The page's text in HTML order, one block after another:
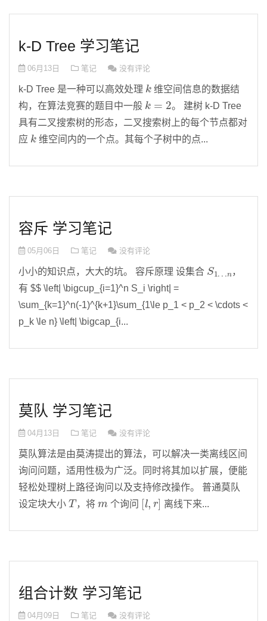
k-D Tree 学习笔记
06月13日 笔记 没有评论
k-D Tree 是一种可以高效处理
k
维空间信息的数据结
构，在算法竞赛的题目中一般
k
。 建树 k-D Tree
具有二叉搜索树的形态，二叉搜索树上的每个节点都对
应
k
维空间内的一个点。其每个子树中的点...
容斥 学习笔记
05月06日 笔记 没有评论
小小的知识点，大大的坑。 容斥原理 设集合
S
n
，
有 $$ \left| \bigcup_{i=1}^n S_i \right| =
\sum_{k=1}^n(-1)^{k+1}\sum_{1\le p_1 < p_2 < \cdots <
p_k \le n} \left| \bigcap_{i...
莫队 学习笔记
04月13日 笔记 没有评论
莫队算法是由莫涛提出的算法，可以解决一类离线区间
询问问题，适用性极为广泛。同时将其加以扩展，便能
轻松处理树上路径询问以及支持修改操作。 普通莫队
设定块大小
T
，将 个询问
[l,
离线下来...
组合计数 学习笔记
04月09日 笔记 没有评论